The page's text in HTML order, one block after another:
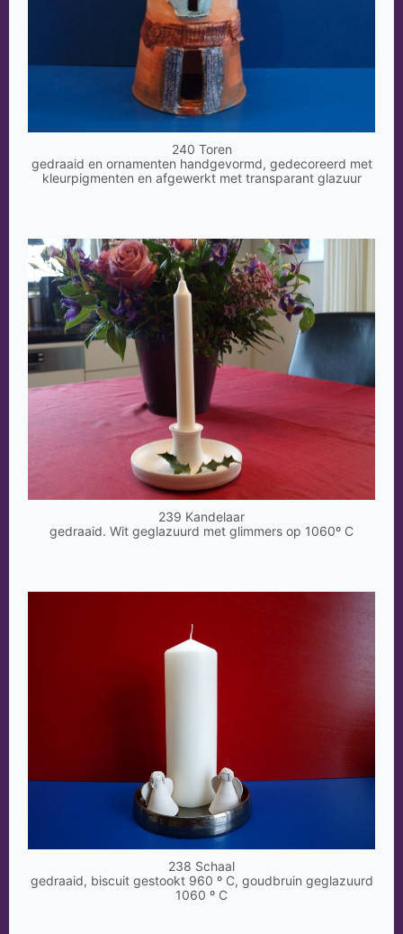
240 Toren
gedraaid en ornamenten handgevormd, gedecoreerd met
kleurpigmenten en afgewerkt met transparant glazuur
239 Kandelaar
gedraaid. Wit geglazuurd met glimmers op 1060º C
238 Schaal
gedraaid, biscuit gestookt 960 º C, goudbruin geglazuurd
1060 º C